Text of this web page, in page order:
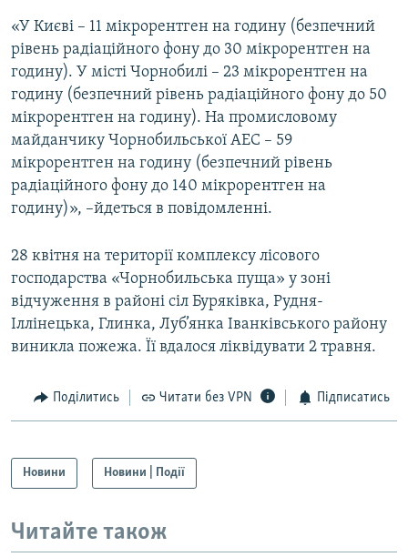
ДОЛУЧАЙСЯ!
Усі сайти RFE/RL
«У Києві – 11 мікрорентген на годину (безпечний
рівень радіаційного фону до 30 мікрорентген на
годину). У місті Чорнобилі – 23 мікрорентген на
годину (безпечний рівень радіаційного фону до 50
мікрорентген на годину). На промисловому
майданчику Чорнобильської АЕС – 59
мікрорентген на годину (безпечний рівень
радіаційного фону до 140 мікрорентген на
годину)», –йдеться в повідомленні.
28 квітня на території комплексу лісового
господарства «Чорнобильська пуща» у зоні
відчуження в районі сіл Буряківка, Рудня-
Іллінецька, Глинка, Луб’янка Іванківського району
виникла пожежа. Її вдалося ліквідувати 2 травня.
Поділитись Читати без VPN Підписатись
Новини Новини | Події
Читайте також